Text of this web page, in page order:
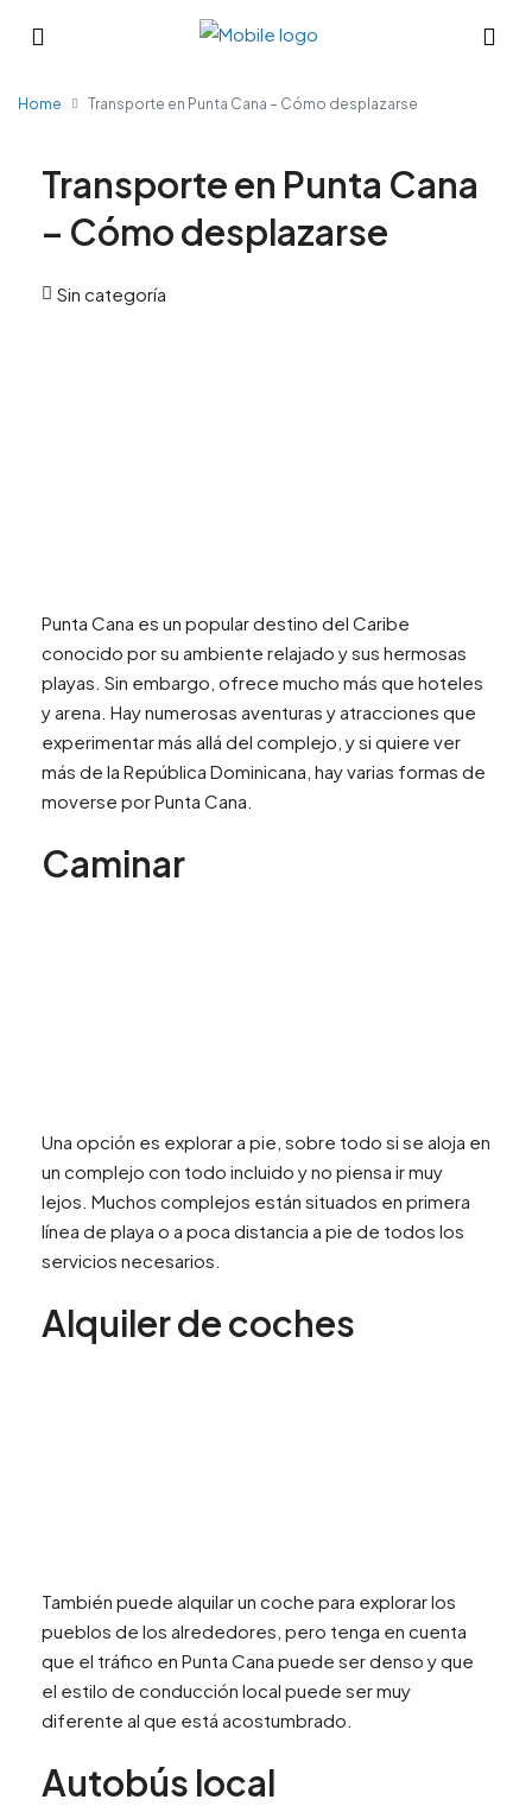
Home Transporte en Punta Cana – Cómo desplazarse
Transporte en Punta Cana
– Cómo desplazarse
Sin categoría
Punta Cana es un popular destino del Caribe
conocido por su ambiente relajado y sus hermosas
playas. Sin embargo, ofrece mucho más que hoteles
y arena. Hay numerosas aventuras y atracciones que
experimentar más allá del complejo, y si quiere ver
más de la República Dominicana, hay varias formas de
moverse por Punta Cana.
Caminar
Una opción es explorar a pie, sobre todo si se aloja en
un complejo con todo incluido y no piensa ir muy
lejos. Muchos complejos están situados en primera
línea de playa o a poca distancia a pie de todos los
servicios necesarios.
Alquiler de coches
También puede alquilar un coche para explorar los
pueblos de los alrededores, pero tenga en cuenta
que el tráfico en Punta Cana puede ser denso y que
el estilo de conducción local puede ser muy
diferente al que está acostumbrado.
Autobús local